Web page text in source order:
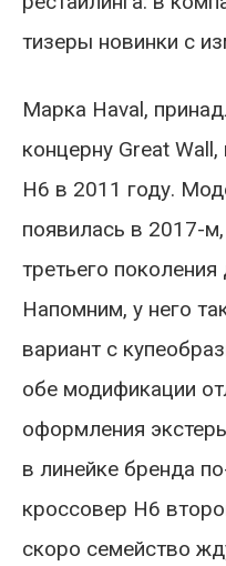
тизеры новинки с
Марка Haval,
концерну Great
H6 в 2011 году.
появилась в 2017-
третьего
Напомним, у него
вариант с
обе модификации
оформления
в линейке бренда
кроссовер H6
скоро семейство